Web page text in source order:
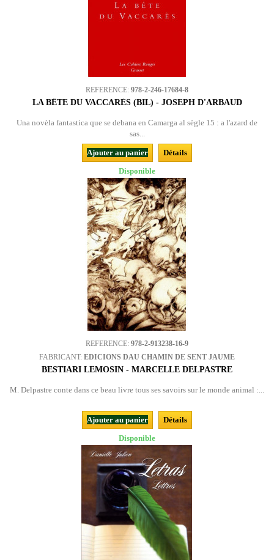
REFERENCE: 978-2-246-17684-8
LA BÊTE DU VACCARÈS (BIL) - JOSEPH D'ARBAUD
Una novèla fantastica que se debana en Camarga al sègle 15 : a l'azard de
sas...
Ajouter au panier
Détails
Disponible
REFERENCE: 978-2-913238-16-9
FABRICANT: EDICIONS DAU CHAMIN DE SENT JAUME
BESTIARI LEMOSIN - MARCELLE DELPASTRE
M. Delpastre conte dans ce beau livre tous ses savoirs sur le monde animal :...
Ajouter au panier
Détails
Disponible